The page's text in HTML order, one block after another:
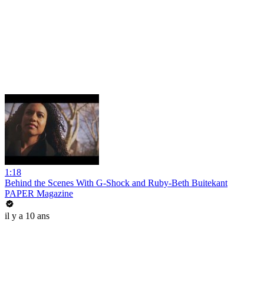
1:18
Behind the Scenes With G-Shock and Ruby-Beth Buitekant
PAPER Magazine
il y a 10 ans